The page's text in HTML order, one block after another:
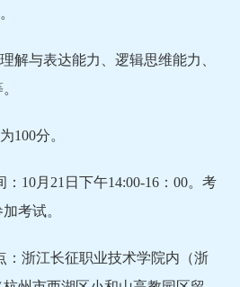
解与表达能力、逻辑思维能力、
100分。
：10月21日下午14:00-16：00。考
考试。
：浙江长征职业技术学院内（浙